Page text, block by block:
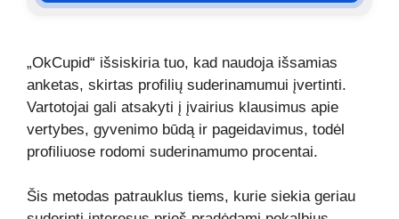
„OkCupid“ išsiskiria tuo, kad naudoja išsamias
anketas, skirtas profilių suderinamumui įvertinti.
Vartotojai gali atsakyti į įvairius klausimus apie
vertybes, gyvenimo būdą ir pageidavimus, todėl
profiliuose rodomi suderinamumo procentai.
Šis metodas patrauklus tiems, kurie siekia geriau